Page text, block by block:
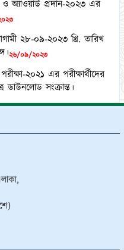
২৮-০৯-২০২৩ খ্রি. তারিখ
২৬/০৯/২০২৩
২০২১ এর পরীক্ষার্থীদের
ডাউনলোড সংক্রান্ত।
তালিকা প্রকাশ প্রসঙ্গে।
২০২১ এর কেন্দ্র তালিকা
২০২১ এর অলিখিত
১৩/০৯/২০২৩ খ্রি. ইসলামি